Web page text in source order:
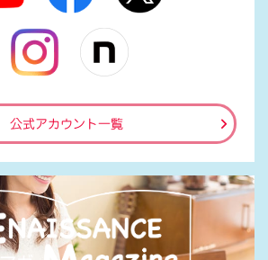
公式アカウント一覧